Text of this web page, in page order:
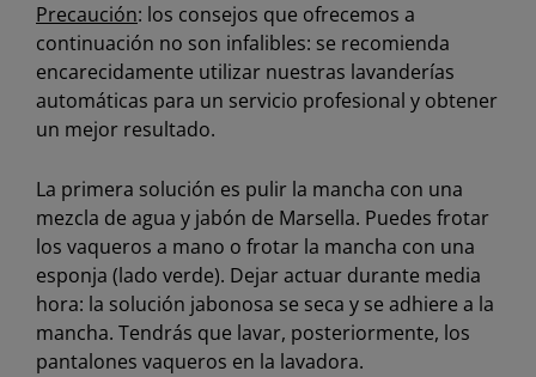
Precaución: los consejos que ofrecemos a
continuación no son infalibles: se recomienda
encarecidamente utilizar nuestras lavanderías
automáticas para un servicio profesional y obtener
un mejor resultado.
La primera solución es pulir la mancha con una
mezcla de agua y jabón de Marsella. Puedes frotar
los vaqueros a mano o frotar la mancha con una
esponja (lado verde). Dejar actuar durante media
hora: la solución jabonosa se seca y se adhiere a la
mancha. Tendrás que lavar, posteriormente, los
pantalones vaqueros en la lavadora.